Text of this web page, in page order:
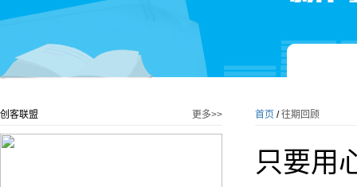
更多>>
创客联盟 首页 /往期回顾
只要用